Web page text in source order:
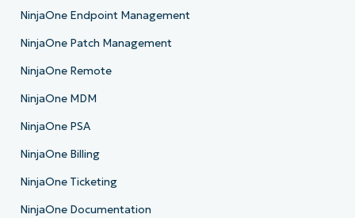
NinjaOne Endpoint Management
NinjaOne Patch Management
NinjaOne Remote
NinjaOne MDM
NinjaOne PSA
NinjaOne Billing
NinjaOne Ticketing
NinjaOne Documentation